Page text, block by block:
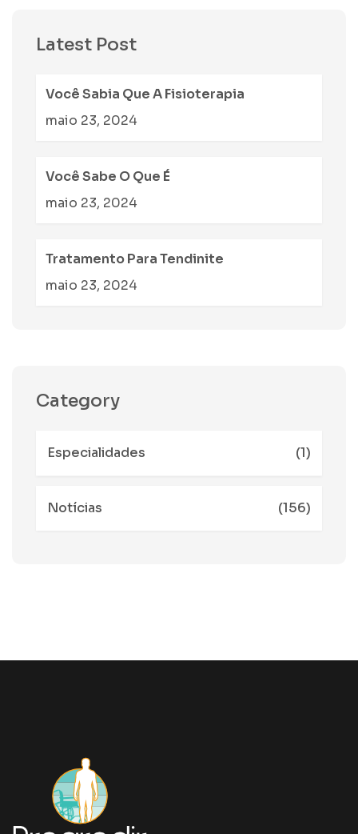
Latest Post
Você Sabia Que A Fisioterapia
maio 23, 2024
Você Sabe O Que É
maio 23, 2024
Tratamento Para Tendinite
maio 23, 2024
Category
Especialidades (1)
Notícias (156)